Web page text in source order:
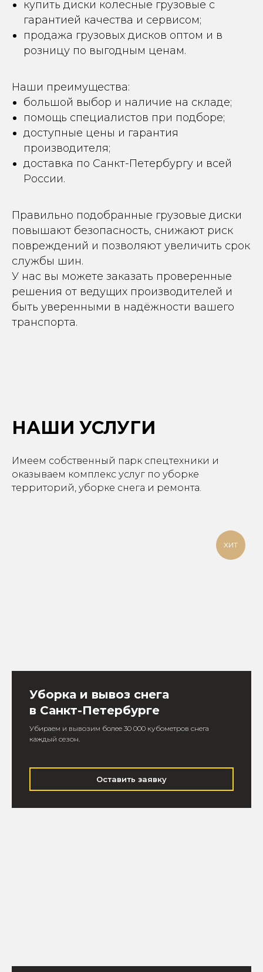
купить диски колесные грузовые с
гарантией качества и сервисом;
продажа грузовых дисков оптом и в
розницу по выгодным ценам.
Наши преимущества:
большой выбор и наличие на складе;
помощь специалистов при подборе;
доступные цены и гарантия
производителя;
доставка по Санкт-Петербургу и всей
России.
Правильно подобранные грузовые диски
повышают безопасность, снижают риск
повреждений и позволяют увеличить срок
службы шин.
У нас вы можете заказать проверенные
решения от ведущих производителей и
быть уверенными в надёжности вашего
транспорта.
НАШИ УСЛУГИ
Имеем собственный парк спецтехники и
оказываем комплекс услуг по уборке
территорий, уборке снега и ремонта.
ХИТ
Уборка и вывоз снега
в Санкт-Петербурге
Убираем и вывозим более 30 000 кубометров снега
каждый сезон.
Оставить заявку